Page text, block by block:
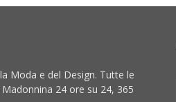
Moda e del Design. Tutte le
24 ore su 24, 365